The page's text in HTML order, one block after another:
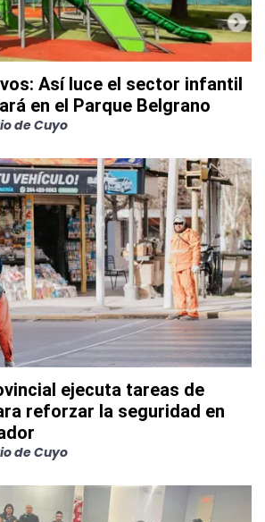
Así luce el sector infantil
en el Parque Belgrano
de Cuyo
ejecuta tareas de
reforzar la seguridad en
de Cuyo